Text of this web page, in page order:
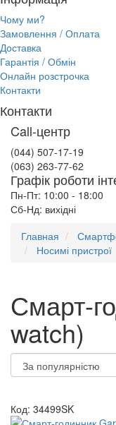
Чому ми?
Замовлення / Оплата
Доставка
Гарантія / Обмін
Онлайн розстрочка
Контакти
Контакти
Call-центр
(044) 507-17-19
(063) 263-77-62
Графік роботи
Пн-Пт: 10:00 - 18:00
Сб-Нд: вихідні
Главная
Носимі пристрої
Смарт-
watch)
Код: 34499SK